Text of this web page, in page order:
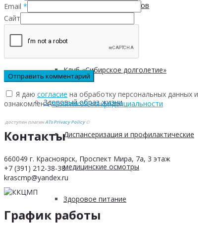
Безопасность пациентов
Школа ХНИЗ
Клуб «Сибирское долголетие»
Здоровый образ жизни
Диспансеризация и профилактические
медицинские осмотры
Здоровое питание
Email *
Сайт
Я даю согласие на обработку персональных данных и
ознакомлен сполитикой конфиденциальности
доступен плагинATs Privacy Policy©
Контакты
660049 г. Красноярск, Проспект Мира, 7а, 3 этаж
+7 (391) 212-38-38
krascmp@yandex.ru
График работы